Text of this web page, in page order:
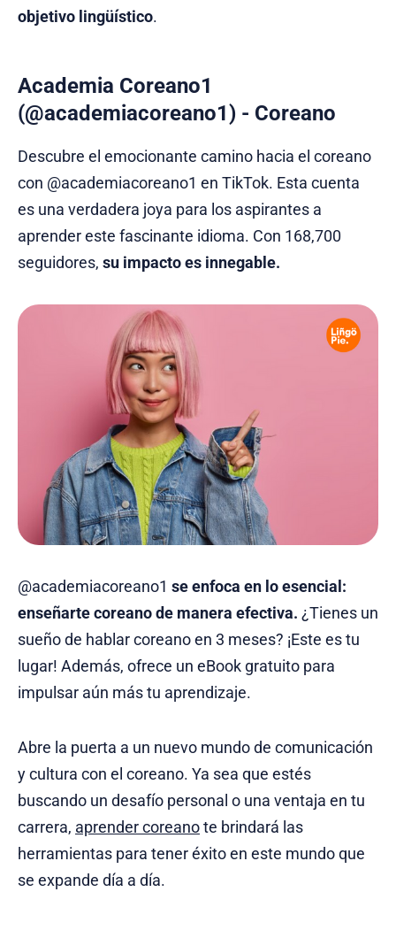
objetivo lingüístico.
Academia Coreano1
(@academiacoreano1) - Coreano
Descubre el emocionante camino hacia el coreano
con @academiacoreano1 en TikTok. Esta cuenta
es una verdadera joya para los aspirantes a
aprender este fascinante idioma. Con 168,700
seguidores, su impacto es innegable.
@academiacoreano1 se enfoca en lo esencial:
enseñarte coreano de manera efectiva. ¿Tienes un
sueño de hablar coreano en 3 meses? ¡Este es tu
lugar! Además, ofrece un eBook gratuito para
impulsar aún más tu aprendizaje.
Abre la puerta a un nuevo mundo de comunicación
y cultura con el coreano. Ya sea que estés
buscando un desafío personal o una ventaja en tu
carrera, aprender coreanote brindará las
herramientas para tener éxito en este mundo que
se expande día a día.